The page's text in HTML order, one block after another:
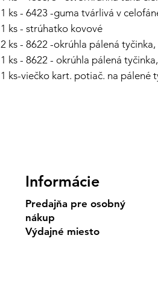
1 ks - 6423 -guma tvárlivá v
1 ks - strúhatko kovové
2 ks - 8622 -okrúhla pálená
1 ks - 8622 - okrúhla pálená
1 ks-viečko kart. potiač. na pálené
Informácie
Predajňa pre osobný
nákup
Výdajné miesto